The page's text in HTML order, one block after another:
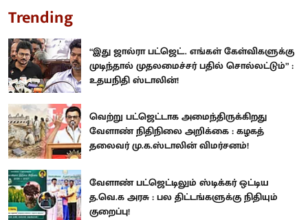
Trending
“இது ஜால்ரா பட்ஜெட்.. எங்கள் கேள்விகளுக்கு
முடிந்தால் முதலமைச்சர் பதில் சொல்லட்டும்” :
உதயநிதி ஸ்டாலின்!
வெற்று பட்ஜெட்டாக அமைந்திருக்கிறது
வேளாண் நிதிநிலை அறிக்கை : கழகத்
தலைவர் மு.க.ஸ்டாலின் விமர்சனம்!
வேளாண் பட்ஜெட்டிலும் ஸ்டிக்கர் ஒட்டிய
த.வெ.க அரசு : பல திட்டங்களுக்கு நிதியும்
குறைப்பு!